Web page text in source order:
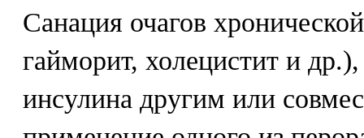
Санация очагов
гайморит, холецистит и
инсулина другим или